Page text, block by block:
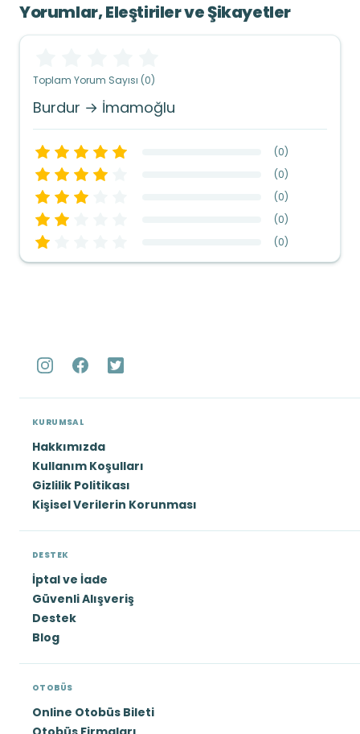
Yorumlar, Eleştiriler ve Şikayetler
Toplam Yorum Sayısı (0)
Burdur → İmamoğlu
(0)
(0)
(0)
(0)
(0)
KURUMSAL
Hakkımızda
Kullanım Koşulları
Gizlilik Politikası
Kişisel Verilerin Korunması
DESTEK
İptal ve İade
Güvenli Alışveriş
Destek
Blog
OTOBÜS
Online Otobüs Bileti